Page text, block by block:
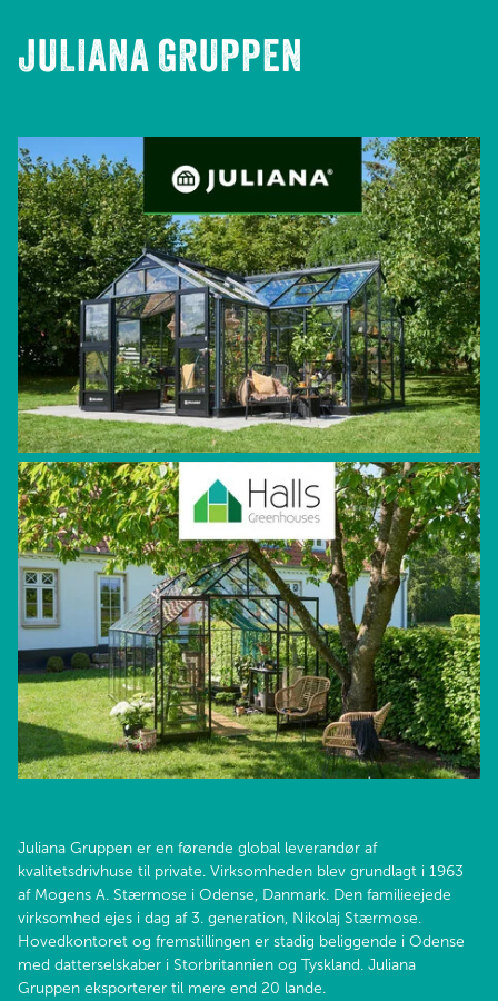
JULIANA GRUPPEN
Juliana Gruppen er en førende global leverandør af
kvalitetsdrivhuse til private. Virksomheden blev grundlagt i 1963
af Mogens A. Stærmose i Odense, Danmark. Den familieejede
virksomhed ejes i dag af 3. generation, Nikolaj Stærmose.
Hovedkontoret og fremstillingen er stadig beliggende i Odense
med datterselskaber i Storbritannien og Tyskland. Juliana
Gruppen eksporterer til mere end 20 lande.